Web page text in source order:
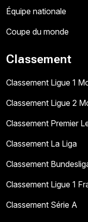
Équipe nationale
Coupe du monde
Classement
Classement Ligue 1
Classement Ligue 2
Classement Premier
Classement La Liga
Classement
Classement Ligue 1
Classement Série A